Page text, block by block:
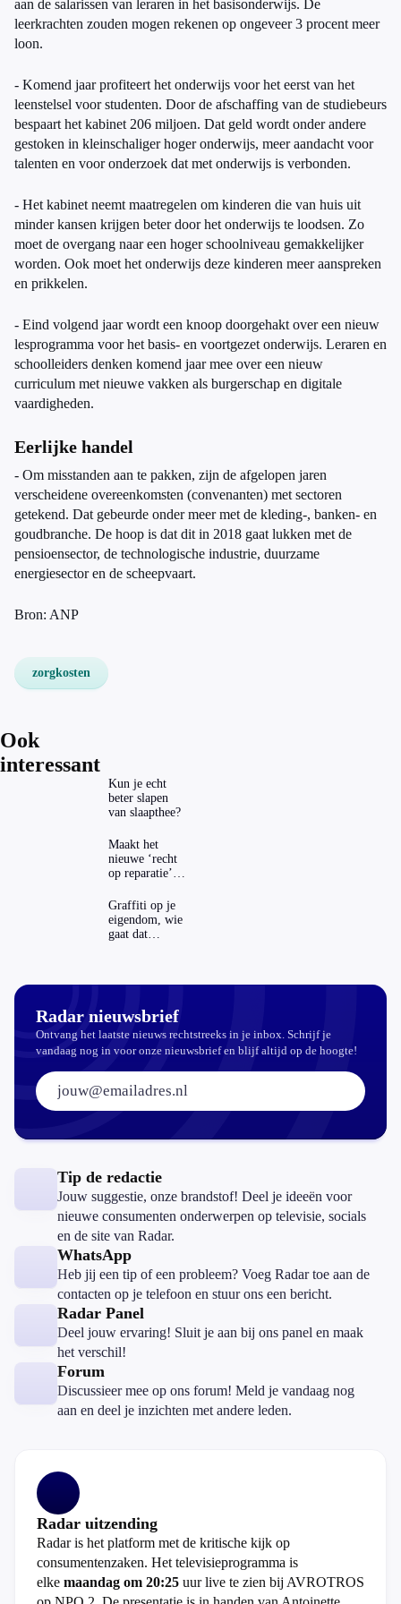
aan de salarissen van leraren in het basisonderwijs. De
leerkrachten zouden mogen rekenen op ongeveer 3 procent meer
loon.
- Komend jaar profiteert het onderwijs voor het eerst van het
leenstelsel voor studenten. Door de afschaffing van de studiebeurs
bespaart het kabinet 206 miljoen. Dat geld wordt onder andere
gestoken in kleinschaliger hoger onderwijs, meer aandacht voor
talenten en voor onderzoek dat met onderwijs is verbonden.
- Het kabinet neemt maatregelen om kinderen die van huis uit
minder kansen krijgen beter door het onderwijs te loodsen. Zo
moet de overgang naar een hoger schoolniveau gemakkelijker
worden. Ook moet het onderwijs deze kinderen meer aanspreken
en prikkelen.
- Eind volgend jaar wordt een knoop doorgehakt over een nieuw
lesprogramma voor het basis- en voortgezet onderwijs. Leraren en
schoolleiders denken komend jaar mee over een nieuw
curriculum met nieuwe vakken als burgerschap en digitale
vaardigheden.
Eerlijke handel
- Om misstanden aan te pakken, zijn de afgelopen jaren
verscheidene overeenkomsten (convenanten) met sectoren
getekend. Dat gebeurde onder meer met de kleding-, banken- en
goudbranche. De hoop is dat dit in 2018 gaat lukken met de
pensioensector, de technologische industrie, duurzame
energiesector en de scheepvaart.
Bron: ANP
zorgkosten
Ook
interessant
Kun je echt
beter slapen
van slaapthee?
Maakt het
nieuwe ‘recht
op reparatie’
echt
aantrekkelijker?
Graffiti op je
eigendom, wie
gaat dat
Radar nieuwsbrief
Ontvang het laatste nieuws rechtstreeks in je inbox. Schrijf je
vandaag nog in voor onze nieuwsbrief en blijf altijd op de hoogte!
E-mailadres:
Tip de redactie
Jouw suggestie, onze brandstof! Deel je ideeën voor
nieuwe consumenten onderwerpen op televisie, socials
en de site van Radar.
WhatsApp
Heb jij een tip of een probleem? Voeg Radar toe aan de
contacten op je telefoon en stuur ons een bericht.
Radar Panel
Deel jouw ervaring! Sluit je aan bij ons panel en maak
het verschil!
Forum
Discussieer mee op ons forum! Meld je vandaag nog
aan en deel je inzichten met andere leden.
Radar uitzending
Radar is het platform met de kritische kijk op
consumentenzaken. Het televisieprogramma is
elke maandag om 20:25 uur live te zien bij AVROTROS